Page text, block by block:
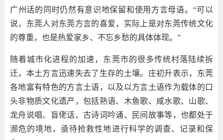
广州话的同时仍然有意识地保留和使用方言母语。“可以
说，东莞人对东莞方言的喜爱，实际上是对东莞传统文化
的尊重，也是热爱家乡、不忘乡愁的具体体现。”
随着城市化进程的加速，东莞市的很多传统村落陆续拆
迁，本土方言迅速失去了生存的土壤。庄初升表示，东莞
各地富有特色的方言土语，以及以方言土语作为载体的口
头非物质文化遗产，包括熟语、木鱼歌、咸水歌、山歌、
龙舟说唱、盲佬话、古诗词吟诵、民间故事等，也都处于
濒危的境地，亟待抢救性地进行科学的调查、记录和保